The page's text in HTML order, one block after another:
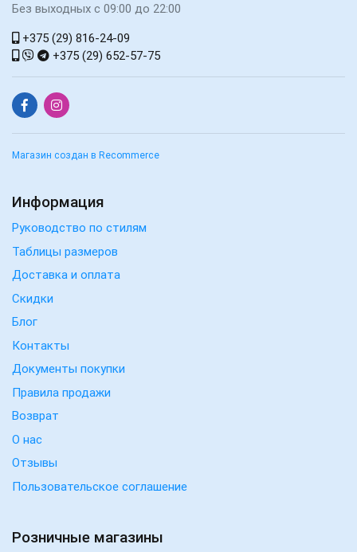
Без выходных с 09:00 до 22:00
+375 (29) 816-24-09
+375 (29) 652-57-75
Магазин создан в Recommerce
Информация
Руководство по стилям
Таблицы размеров
Доставка и оплата
Скидки
Блог
Контакты
Документы покупки
Правила продажи
Возврат
О нас
Отзывы
Пользовательское соглашение
Розничные магазины